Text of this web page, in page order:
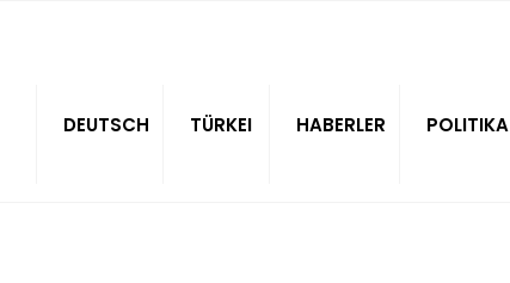
DEUTSCH TÜRKEI HABERLER POLITIKA